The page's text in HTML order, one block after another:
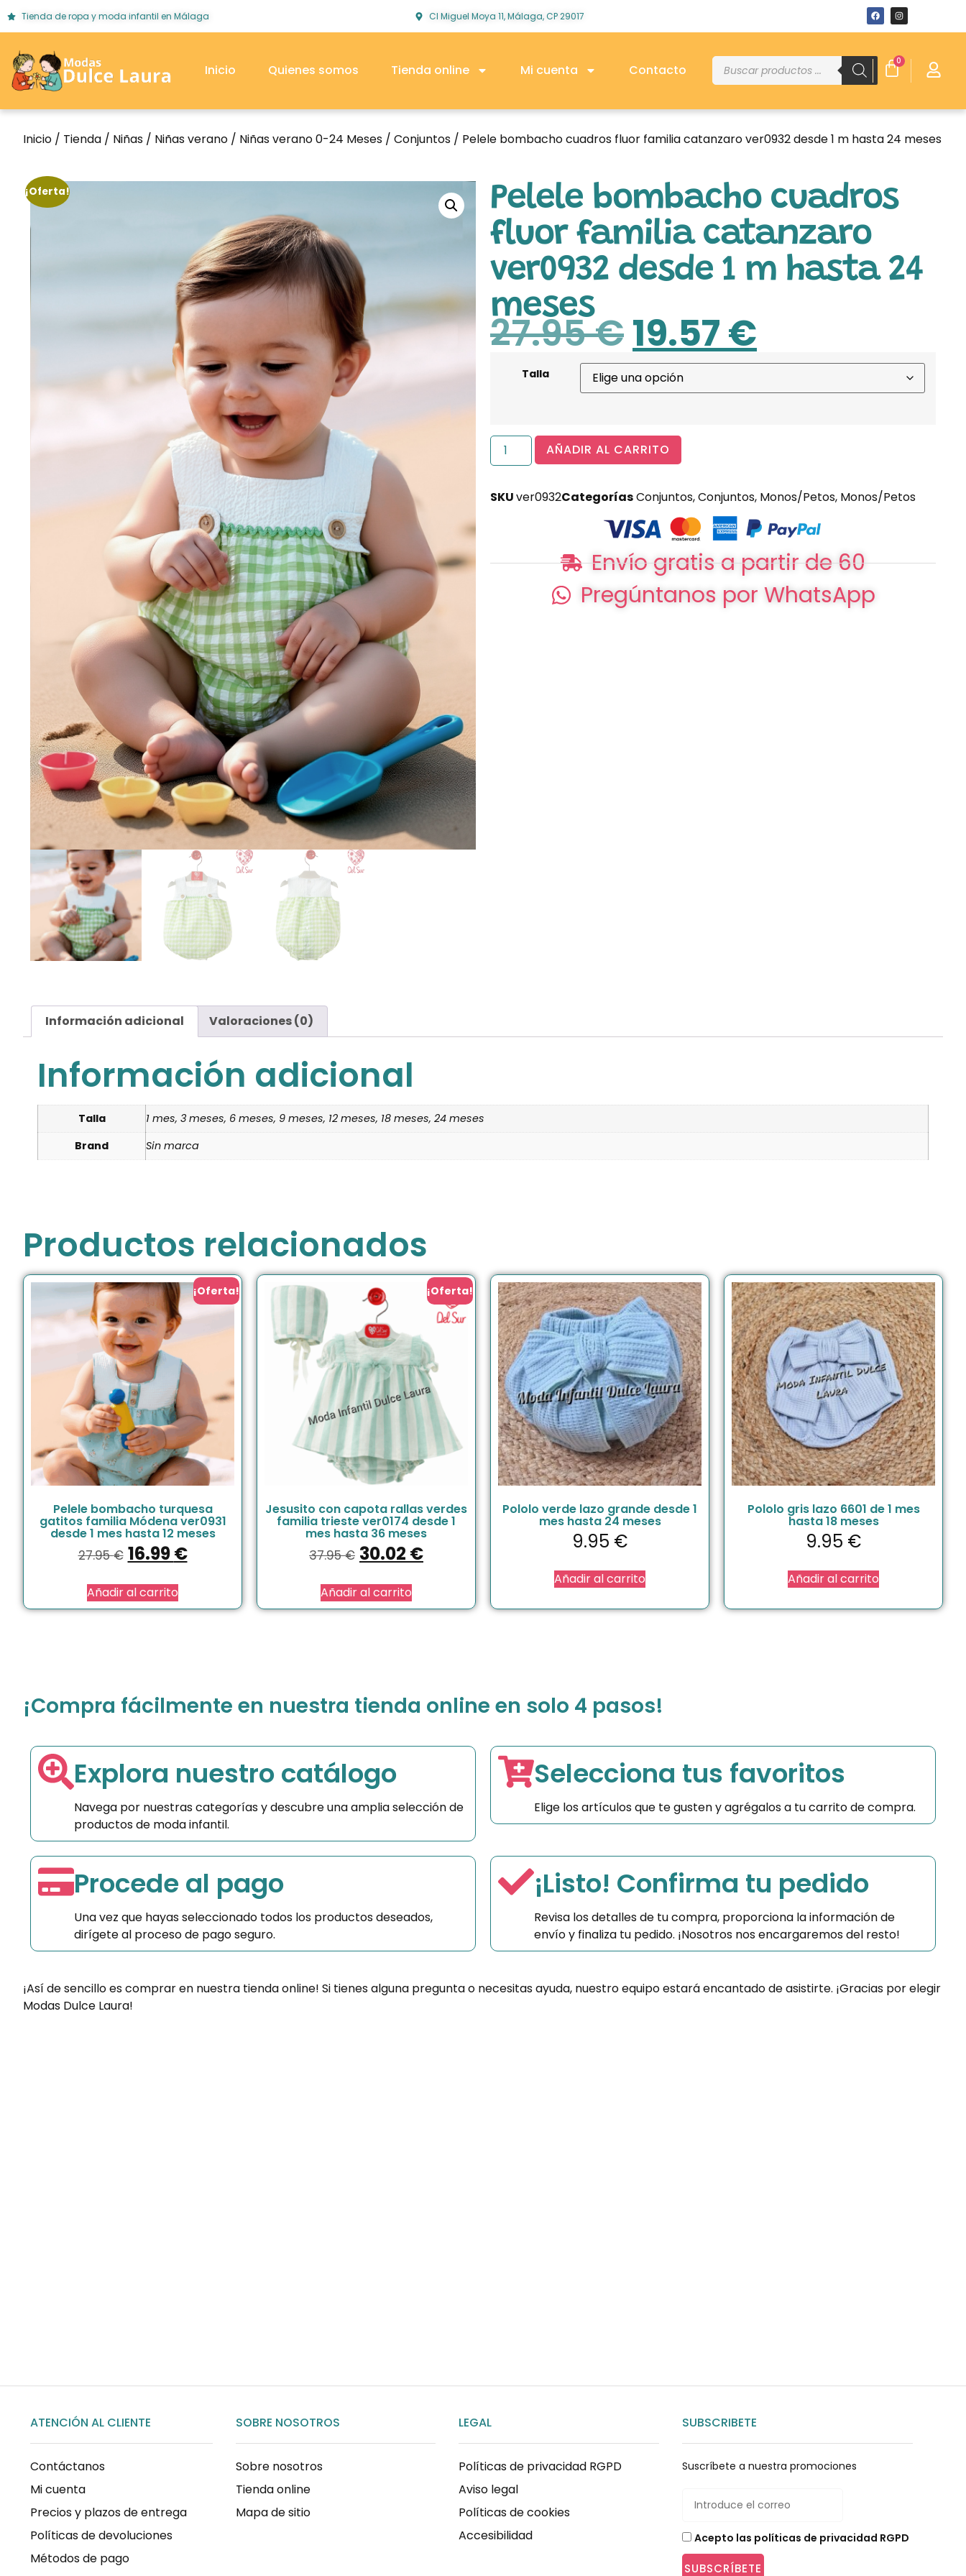
Tienda de ropa y moda infantil en Málaga Cl Miguel Moya 11, Málaga, CP 29017
Inicio Quienes somos Tienda online Mi cuenta Contacto
0
Inicio / Tienda / Niñas / Niñas verano / Niñas verano 0-24 Meses / Conjuntos / Pelele bombacho cuadros fluor familia catanzaro ver0932 desde 1 m hasta 24 meses
¡Oferta!
Pelele bombacho cuadros
fluor familia catanzaro
ver0932 desde 1 m hasta 24
meses
27.95€19.57€
Talla
AÑADIR AL CARRITO
SKUver0932CategoríasConjuntos,Conjuntos, Monos/Petos, Monos/Petos
Envío gratis a partir de 60
Pregúntanos por WhatsApp
Información adicional Valoraciones (0)
Información adicional
Talla
1 mes, 3 meses, 6 meses, 9 meses, 12 meses, 18 meses, 24 meses
Brand
Sin marca
Productos relacionados
¡Oferta!
Pelele bombacho turquesa
gatitos familia Módena ver0931
desde 1 mes hasta 12 meses
27.95€ 16.99€
Añadir al carrito
¡Oferta!
Jesusito con capota rallas verdes
familia trieste ver0174 desde 1
mes hasta 36 meses
37.95€ 30.02 €
Añadir al carrito
Pololo verde lazo grande desde 1
mes hasta 24 meses
9.95 €
Añadir al carrito
Pololo gris lazo 6601 de 1 mes
hasta 18 meses
9.95 €
Añadir al carrito
¡Compra fácilmente en nuestra tienda online en solo 4 pasos!
Explora nuestro catálogo
Navega por nuestras categorías y descubre una amplia selección de
productos de moda infantil.
Selecciona tus favoritos
Elige los artículos que te gusten y agrégalos a tu carrito de compra.
Procede al pago
Una vez que hayas seleccionado todos los productos deseados,
dirígete al proceso de pago seguro.
¡Listo! Confirma tu pedido
Revisa los detalles de tu compra, proporciona la información de
envío y finaliza tu pedido. ¡Nosotros nos encargaremos del resto!
¡Así de sencillo es comprar en nuestra tienda online! Si tienes alguna pregunta o necesitas ayuda, nuestro equipo estará encantado de asistirte. ¡Gracias por elegir
Modas Dulce Laura!
ATENCIÓN AL CLIENTE
Contáctanos
Mi cuenta
Precios y plazos de entrega
Políticas de devoluciones
Métodos de pago
SOBRE NOSOTROS
Sobre nosotros
Tienda online
Mapa de sitio
LEGAL
Políticas de privacidad RGPD
Aviso legal
Políticas de cookies
Accesibilidad
SUBSCRIBETE
Suscríbete a nuestra promociones
Acepto las políticas de privacidad RGPD
SUBSCRÍBETE